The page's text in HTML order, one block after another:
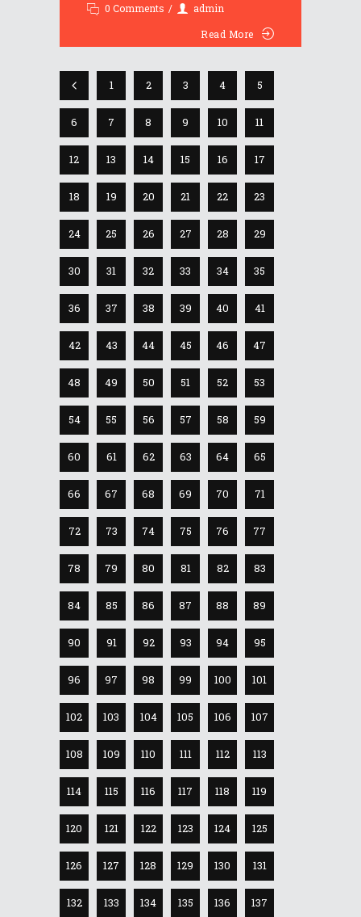
0 Comments
admin
Read More
1 2 3 4 5
6 7 8 9 10 11
12 13 14 15 16 17
18 19 20 21 22 23
24 25 26 27 28 29
30 31 32 33 34 35
36 37 38 39 40 41
42 43 44 45 46 47
48 49 50 51 52 53
54 55 56 57 58 59
60 61 62 63 64 65
66 67 68 69 70 71
72 73 74 75 76 77
78 79 80 81 82 83
84 85 86 87 88 89
90 91 92 93 94 95
96 97 98 99 100 101
102 103 104 105 106 107
108 109 110 111 112 113
114 115 116 117 118 119
120 121 122 123 124 125
126 127 128 129 130 131
132 133 134 135 136 137